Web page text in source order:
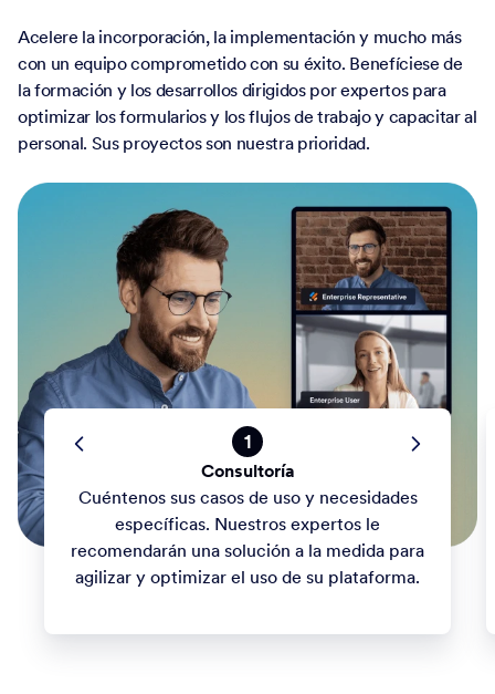
Acelere la incorporación, la implementación y mucho más
con un equipo comprometido con su éxito. Benefíciese de
la formación y los desarrollos dirigidos por expertos para
optimizar los formularios y los flujos de trabajo y capacitar al
personal. Sus proyectos son nuestra prioridad.
1
Consultoría
Cuéntenos sus casos de uso y necesidades
específicas. Nuestros expertos le
recomendarán una solución a la medida para
agilizar y optimizar el uso de su plataforma.